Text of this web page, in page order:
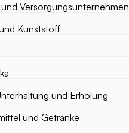
Versorgungsunternehmen
Kunststoff
und Erholung
und Getränke